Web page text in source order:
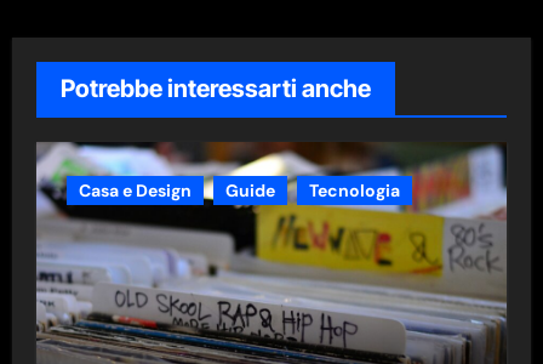
Potrebbe interessarti anche
Casa e Design Guide Tecnologia